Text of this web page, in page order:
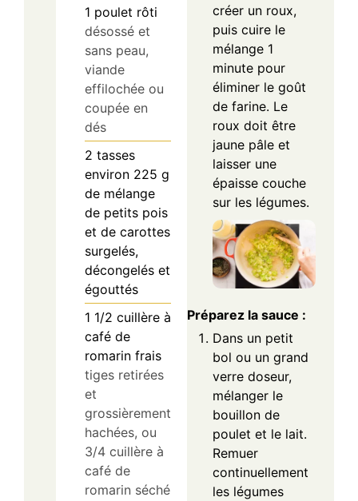
1 poulet rôti
désossé et
sans peau,
viande
effilochée ou
coupée en
dés
2 tasses
environ 225 g
de mélange
de petits pois
et de carottes
surgelés,
décongelés et
égouttés
1 1/2 cuillère à
café de
romarin frais
tiges retirées
et
grossièrement
hachées, ou
3/4 cuillère à
café de
romarin séché
créer un roux,
puis cuire le
mélange 1
minute pour
éliminer le goût
de farine. Le
roux doit être
jaune pâle et
laisser une
épaisse couche
sur les légumes.
Préparez la sauce :
Dans un petit
bol ou un grand
verre doseur,
mélanger le
bouillon de
poulet et le lait.
Remuer
continuellement
les légumes